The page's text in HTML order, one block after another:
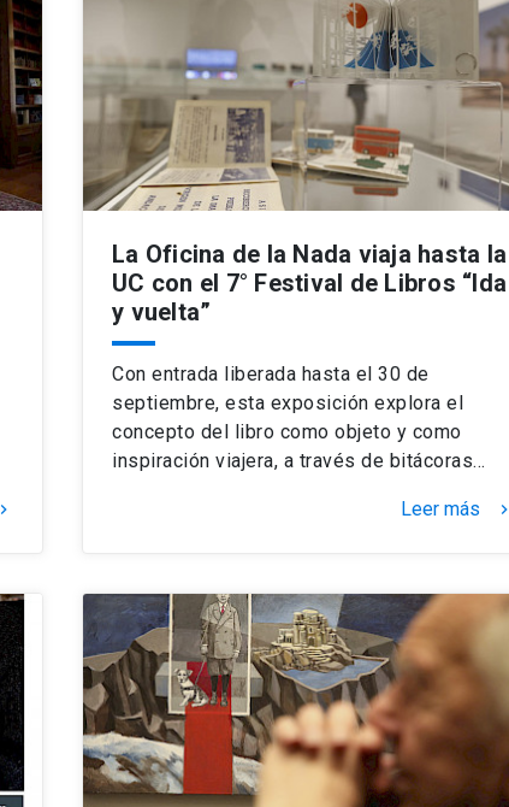
keyboard_arrow_right
La Oficina de la Nada viaja hasta la
UC con el 7° Festival de Libros “Ida
y vuelta”
Con entrada liberada hasta el 30 de
septiembre, esta exposición explora el
concepto del libro como objeto y como
inspiración viajera, a través de bitácoras…
Leer más keyboard_arrow_right